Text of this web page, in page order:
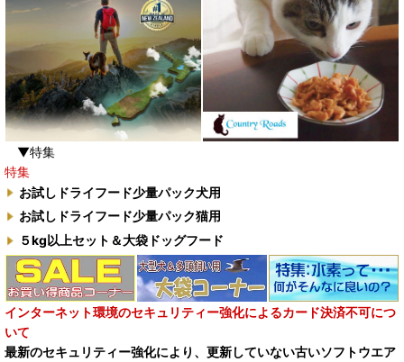
▼特集
特集
お試しドライフード少量パック犬用
お試しドライフード少量パック猫用
５kg以上セット＆大袋ドッグフード
インターネット環境のセキュリティー強化によるカード決済不可につ
いて
最新のセキュリティー強化により、更新していない古いソフトウエア